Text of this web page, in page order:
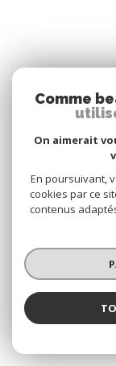
Nos
Comme
On aimerait
En poursuivant,
cookies par ce
contenus